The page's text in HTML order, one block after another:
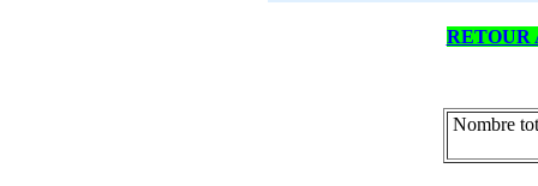
RETOUR
Nombre